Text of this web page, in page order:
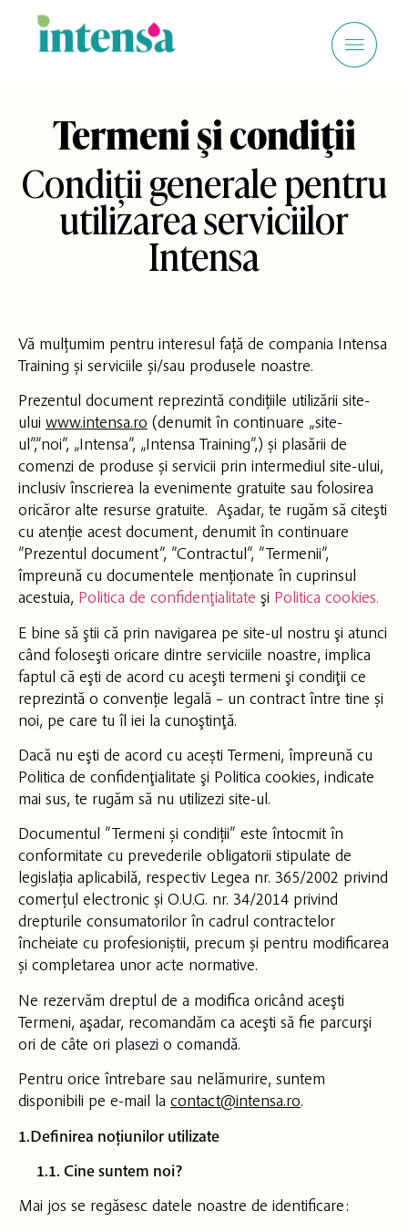
Termeni şi condiţii
Condiții generale pentru
utilizarea serviciilor
Intensa
Vă mulțumim pentru interesul față de compania Intensa
Training și serviciile și/sau produsele noastre.
Prezentul document reprezintă condițiile utilizării site-
ului www.intensa.ro (denumit în continuare „site-
ul”,”noi”, „Intensa”, „Intensa Training”,) și plasării de
comenzi de produse și servicii prin intermediul site-ului,
inclusiv înscrierea la evenimente gratuite sau folosirea
oricăror alte resurse gratuite. Aşadar, te rugăm să citeşti
cu atenție acest document, denumit în continuare
”Prezentul document”, ”Contractul”, ”Termenii”,
împreună cu documentele menționate în cuprinsul
acestuia, Politica de confidenţialitate şi Politica cookies.
E bine să ştii că prin navigarea pe site-ul nostru şi atunci
când foloseşti oricare dintre serviciile noastre, implica
faptul că eşti de acord cu aceşti termeni şi condiţii ce
reprezintă o convenție legală – un contract între tine și
noi, pe care tu îl iei la cunoştinţă.
Dacă nu eşti de acord cu acești Termeni, împreună cu
Politica de confidenţialitate şi Politica cookies, indicate
mai sus, te rugăm să nu utilizezi site-ul.
Documentul ”Termeni și condiții” este întocmit în
conformitate cu prevederile obligatorii stipulate de
legislația aplicabilă, respectiv Legea nr. 365/2002 privind
comerțul electronic și O.U.G. nr. 34/2014 privind
drepturile consumatorilor în cadrul contractelor
încheiate cu profesioniștii, precum și pentru modificarea
și completarea unor acte normative.
Ne rezervăm dreptul de a modifica oricând aceşti
Termeni, aşadar, recomandăm ca aceşti să fie parcurşi
ori de câte ori plasezi o comandă.
Pentru orice întrebare sau nelămurire, suntem
disponibili pe e-mail la contact@intensa.ro.
1.Definirea noțiunilor utilizate
1.1. Cine suntem noi?
Mai jos se regăsesc datele noastre de identificare: